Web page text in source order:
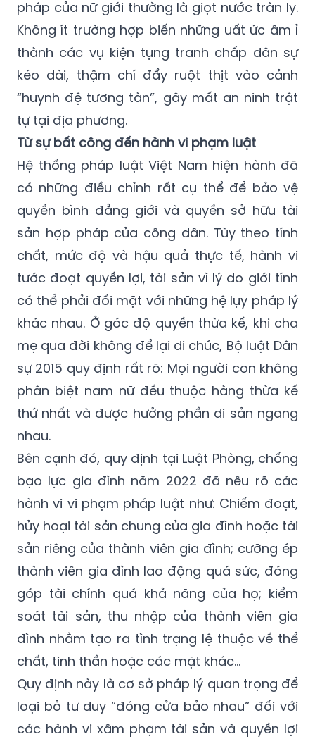
pháp của nữ giới thường là giọt nước tràn ly.
Không ít trường hợp biến những uất ức âm ỉ
thành các vụ kiện tụng tranh chấp dân sự
kéo dài, thậm chí đẩy ruột thịt vào cảnh
“huynh đệ tương tàn”, gây mất an ninh trật
tự tại địa phương.
Từ sự bất công đến hành vi phạm luật
Hệ thống pháp luật Việt Nam hiện hành đã
có những điều chỉnh rất cụ thể để bảo vệ
quyền bình đẳng giới và quyền sở hữu tài
sản hợp pháp của công dân. Tùy theo tính
chất, mức độ và hậu quả thực tế, hành vi
tước đoạt quyền lợi, tài sản vì lý do giới tính
có thể phải đối mặt với những hệ lụy pháp lý
khác nhau. Ở góc độ quyền thừa kế, khi cha
mẹ qua đời không để lại di chúc, Bộ luật Dân
sự 2015 quy định rất rõ: Mọi người con không
phân biệt nam nữ đều thuộc hàng thừa kế
thứ nhất và được hưởng phần di sản ngang
nhau.
Bên cạnh đó, quy định tại Luật Phòng, chống
bạo lực gia đình năm 2022 đã nêu rõ các
hành vi vi phạm pháp luật như: Chiếm đoạt,
hủy hoại tài sản chung của gia đình hoặc tài
sản riêng của thành viên gia đình; cưỡng ép
thành viên gia đình lao động quá sức, đóng
góp tài chính quá khả năng của họ; kiểm
soát tài sản, thu nhập của thành viên gia
đình nhằm tạo ra tình trạng lệ thuộc về thể
chất, tinh thần hoặc các mặt khác…
Quy định này là cơ sở pháp lý quan trọng để
loại bỏ tư duy “đóng cửa bảo nhau” đối với
các hành vi xâm phạm tài sản và quyền lợi